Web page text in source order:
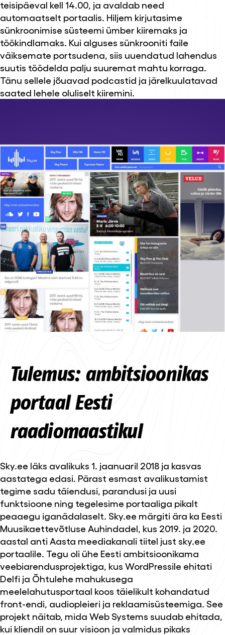
teisipäeval kell 14.00, ja avaldab need
automaatselt portaalis. Hiljem kirjutasime
sünkroonimise süsteemi ümber kiiremaks ja
töökindlamaks. Kui alguses sünkrooniti faile
väiksemate portsudena, siis uuendatud lahendus
suutis töödelda palju suuremat mahtu korraga.
Tänu sellele jõuavad podcastid ja järelkuulatavad
saated lehele oluliselt kiiremini.
Tulemus: ambitsioonikas
portaal Eesti
raadiomaastikul
Sky.ee läks avalikuks 1. jaanuaril 2018 ja kasvas
aastatega edasi. Pärast esmast avalikustamist
tegime sadu täiendusi, parandusi ja uusi
funktsioone ning tegelesime portaaliga pikalt
peaaegu iganädalaselt. Sky.ee märgiti ära ka Eesti
Muusikaettevõtluse Auhindadel, kus 2019. ja 2020.
aastal anti Aasta meediakanali tiitel just sky.ee
portaalile. Tegu oli ühe Eesti ambitsioonikama
veebiarendusprojektiga, kus WordPressile ehitati
Delfi ja Õhtulehe mahukusega
meelelahutusportaal koos täielikult kohandatud
front-endi, audiopleieri ja reklaamisüsteemiga. See
projekt näitab, mida Web Systems suudab ehitada,
kui kliendil on suur visioon ja valmidus pikaks